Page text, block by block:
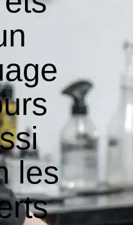
les